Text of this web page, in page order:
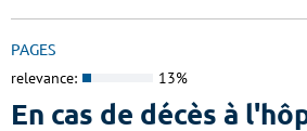
PAGES
relevance: 13%
En cas de décès à